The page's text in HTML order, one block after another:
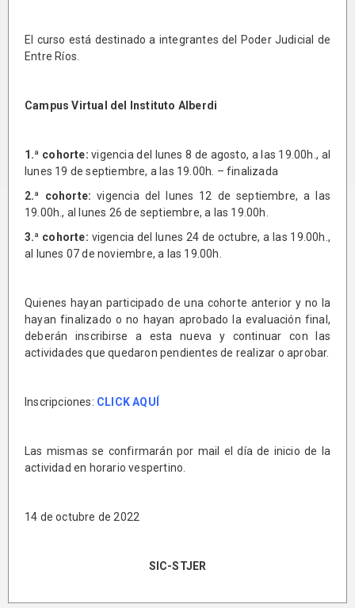
El curso está destinado a integrantes del Poder Judicial de
Entre Ríos.
Campus Virtual del Instituto Alberdi
1.ª cohorte: vigencia del lunes 8 de agosto, a las 19.00h., al
lunes 19 de septiembre, a las 19.00h. – finalizada
2.ª cohorte: vigencia del lunes 12 de septiembre, a las
19.00h., al lunes 26 de septiembre, a las 19.00h.
3.ª cohorte: vigencia del lunes 24 de octubre, a las 19.00h.,
al lunes 07 de noviembre, a las 19.00h.
Quienes hayan participado de una cohorte anterior y no la
hayan finalizado o no hayan aprobado la evaluación final,
deberán inscribirse a esta nueva y continuar con las
actividades que quedaron pendientes de realizar o aprobar.
Inscripciones: CLICK AQUÍ
Las mismas se confirmarán por mail el día de inicio de la
actividad en horario vespertino.
14 de octubre de 2022
SIC-STJER